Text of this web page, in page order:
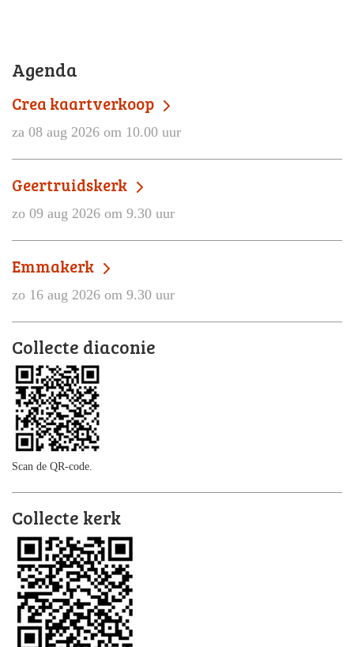
Agenda
Crea kaartverkoop
za 08 aug 2026 om 10.00 uur
Geertruidskerk
zo 09 aug 2026 om 9.30 uur
Emmakerk
zo 16 aug 2026 om 9.30 uur
Collecte diaconie
Scan de QR-code.
Collecte kerk